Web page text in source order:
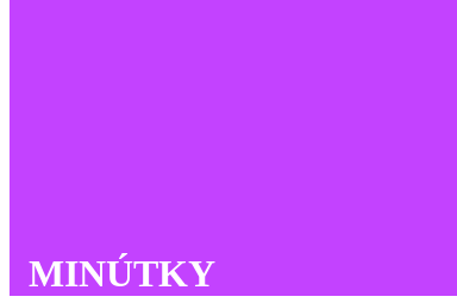
MINÚTKY